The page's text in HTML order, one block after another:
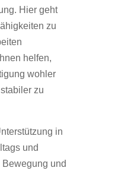
Hier geht
zu
helfen,
wohler
zu
in
und
und